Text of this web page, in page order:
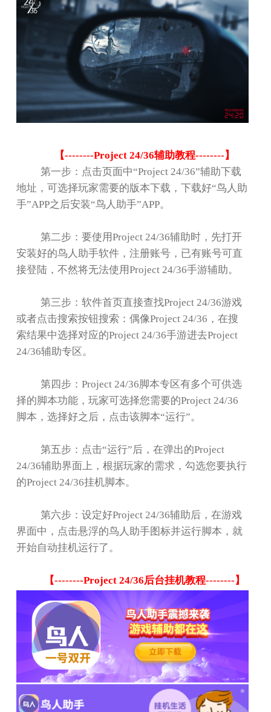
【--------Project 24/36辅助教程--------】
第一步：点击页面中“Project 24/36”辅助下载
地址，可选择玩家需要的版本下载，下载好“鸟人助
手”APP之后安装“鸟人助手”APP。
第二步：要使用Project 24/36辅助时，先打开
安装好的鸟人助手软件，注册账号，已有账号可直
接登陆，不然将无法使用Project 24/36手游辅助。
第三步：软件首页直接查找Project 24/36游戏
或者点击搜索按钮搜索：偶像Project 24/36 ，在搜
索结果中选择对应的Project 24/36手游进去Project
24/36辅助专区。
第四步：Project 24/36脚本专区有多个可供选
择的脚本功能，玩家可选择您需要的Project 24/36
脚本，选择好之后，点击该脚本“运行”。
第五步：点击“运行”后，在弹出的Project
24/36辅助界面上，根据玩家的需求，勾选您要执行
的Project 24/36挂机脚本。
第六步：设定好Project 24/36辅助后，在游戏
界面中，点击悬浮的鸟人助手图标并运行脚本，就
开始自动挂机运行了。
【--------Project 24/36后台挂机教程--------】